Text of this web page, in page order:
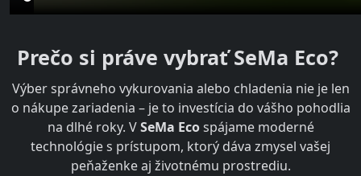
Prečo si práve vybrať SeMa Eco?
Výber správneho vykurovania alebo chladenia nie je len
o nákupe zariadenia – je to investícia do vášho pohodlia
na dlhé roky. VSeMa Ecospájame moderné
technológie s prístupom, ktorý dáva zmysel vašej
peňaženke aj životnému prostrediu.